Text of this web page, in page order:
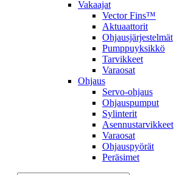
Vakaajat
Vector Fins™
Aktuaattorit
Ohjausjärjestelmät
Pumppuyksikkö
Tarvikkeet
Varaosat
Ohjaus
Servo-ohjaus
Ohjauspumput
Sylinterit
Asennustarvikkeet
Varaosat
Ohjauspyörät
Peräsimet